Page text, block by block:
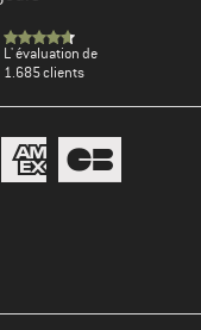
L' évaluation de
1.685 clients